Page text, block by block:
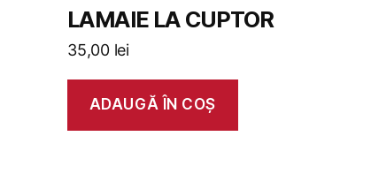
LAMAIE LA CUPTOR
35,00 lei
ADAUGĂ ÎN COȘ